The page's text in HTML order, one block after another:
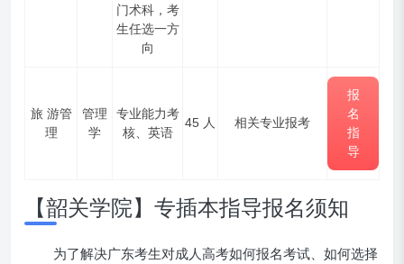
门术科，考
生任选一方
向
旅 游管
理
管理
学
专业能力考
核、英语
45 人 相关专业报考
报
名
指
导
【韶关学院】专插本指导报名须知
为了解决广东考生对成人高考如何报名考试、如何选择